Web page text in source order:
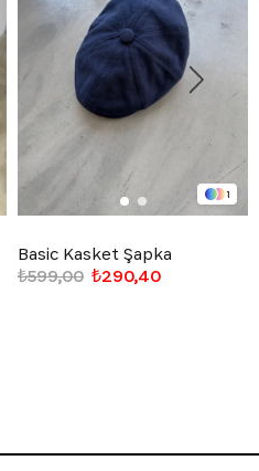
1
Basic Kasket Şapka
₺290,40
₺599,00